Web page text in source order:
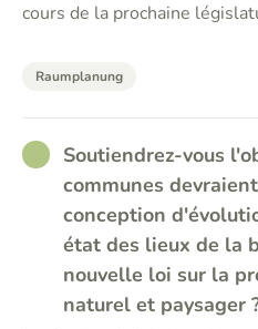
cours de la prochaine
Raumplanung
RATHER_GOOD
Soutiendrez-vous
communes
conception
état des lieux de la
nouvelle loi sur la
naturel et paysager